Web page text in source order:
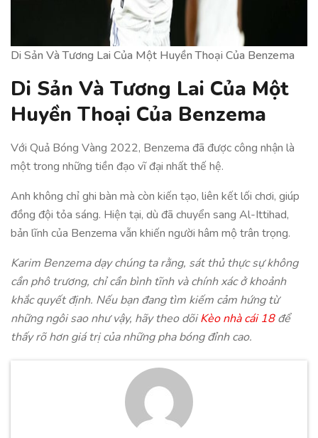
Di Sản Và Tương Lai Của Một Huyền Thoại Của Benzema
Di Sản Và Tương Lai Của Một
Huyền Thoại Của Benzema
Với Quả Bóng Vàng 2022, Benzema đã được công nhận là
một trong những tiền đạo vĩ đại nhất thế hệ.
Anh không chỉ ghi bàn mà còn kiến tạo, liên kết lối chơi, giúp
đồng đội tỏa sáng. Hiện tại, dù đã chuyển sang Al-Ittihad,
bản lĩnh của Benzema vẫn khiến người hâm mộ trân trọng.
Karim Benzema dạy chúng ta rằng, sát thủ thực sự không
cần phô trương, chỉ cần bình tĩnh và chính xác ở khoảnh
khắc quyết định. Nếu bạn đang tìm kiếm cảm hứng từ
những ngôi sao như vậy, hãy theo dõiKèo nhà cái 18để
thấy rõ hơn giá trị của những pha bóng đỉnh cao.